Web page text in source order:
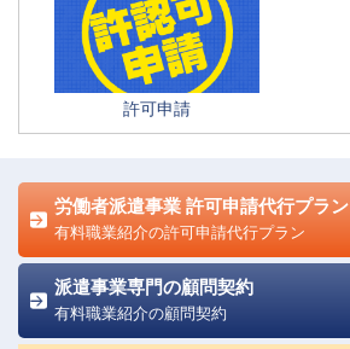
許可申請
労働者派遣事業 許可申請代行プラン
有料職業紹介の許可申請代行プラン
派遣事業専門の顧問契約
有料職業紹介の顧問契約